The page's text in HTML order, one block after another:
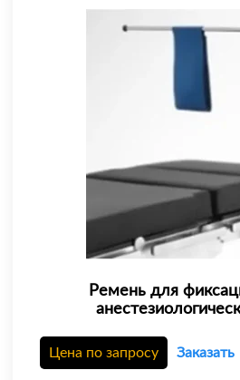
Ремень для
Цена по запросу Заказать